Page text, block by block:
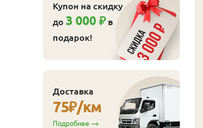
Купон на скидку
до 3 000 ₽ в
подарок!
Доставка
75₽/км
Подробнее